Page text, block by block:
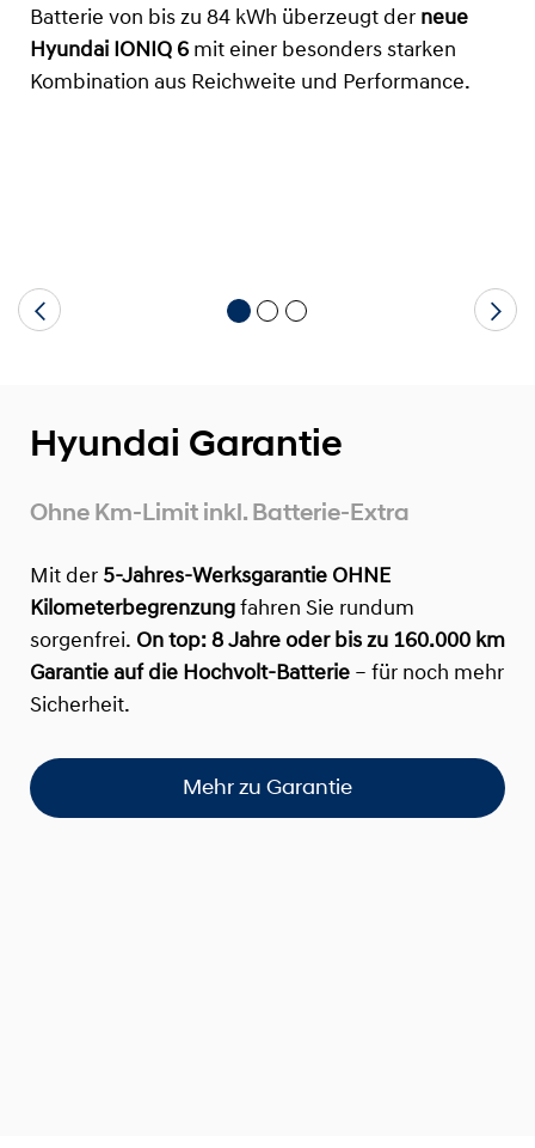
Batterie von bis zu 84 kWh überzeugt der neue
Hyundai IONIQ 6 mit einer besonders starken
Kombination aus Reichweite und Performance.
Hyundai Garantie
Ohne Km-Limit inkl. Batterie-Extra
Mit der 5-Jahres-Werksgarantie OHNE
Kilometerbegrenzung fahren Sie rundum
sorgenfrei. On top: 8 Jahre oder bis zu 160.000 km
Garantie auf die Hochvolt-Batterie – für noch mehr
Sicherheit.
Mehr zu Garantie